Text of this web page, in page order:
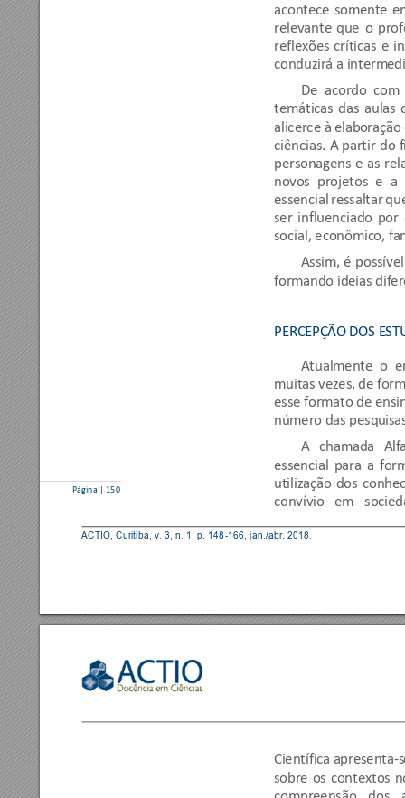
Página | 150
ACTIO, Curitiba, v. 3, n. 1, p. 148-166, jan./abr. 2018.
acontece somente
relevante que o
reflexões críticas e
conduzirá a interm
De  acordo  com
temáticas das aulas
alicerce à elab
ciências. A partir do
personagens e as
novos projetos e a
essencial ressaltar
ser influenciado por
social, econômico,
Assim, é
formando ideias
PERCEPÇÃO DOS
Atualmente  o
muitas vezes, de for
esse formato de
número das pesqu
A chamada Al
essencial para a
utilização dos
convívio
em
Científica apresenta-s
sobre os contextos